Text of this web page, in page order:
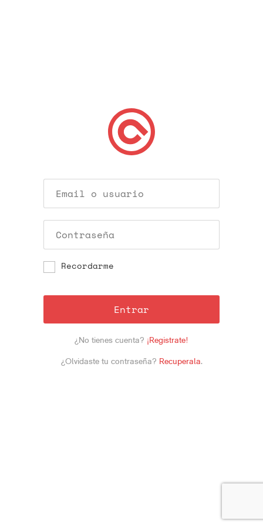
Recordarme
Entrar
¿No tienes cuenta? ¡Registrate!
¿Olvidaste tu contraseña? Recuperala.